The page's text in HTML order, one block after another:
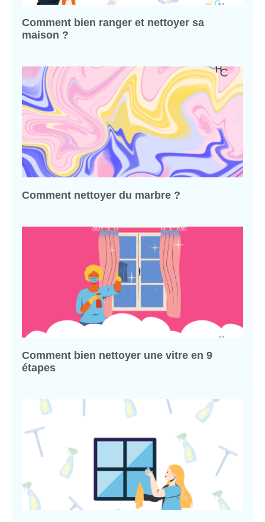
Comment bien ranger et nettoyer sa
maison ?
Comment nettoyer du marbre ?
Comment bien nettoyer une vitre en 9
étapes